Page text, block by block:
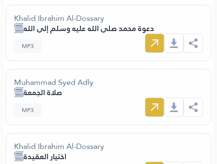
Khalid Ibrahim Al-Dossary
دعوة محمد صلى الله عليه وسلم إلى الله
MP3
Muhammad Syed Adly
صلاة الجمعة
MP3
Khalid Ibrahim Al-Dossary
اختيار العقيدة